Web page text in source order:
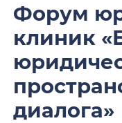
Форум
клиник
диалога»